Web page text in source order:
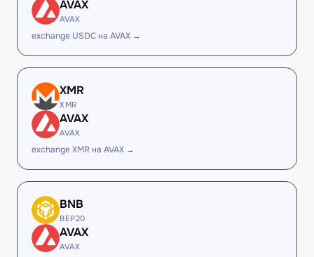
AVAX
AVAX
exchange USDC на AVAX →
XMR
XMR
AVAX
AVAX
exchange XMR на AVAX →
BNB
BEP20
AVAX
AVAX